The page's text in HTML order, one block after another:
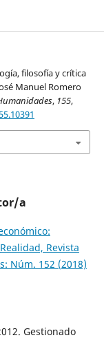
filosofía y crítica
Manuel Romero
, 155,
a
Realidad, Revista
Núm. 152 (2018)
Gestionado